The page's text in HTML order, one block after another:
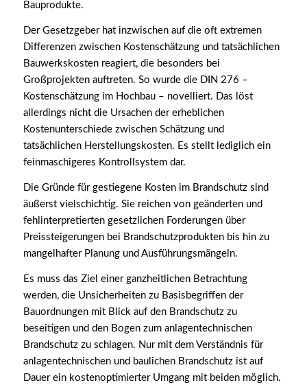
Bauprodukte.
Der Gesetzgeber hat inzwischen auf die oft extremen
Differenzen zwischen Kostenschätzung und tatsächlichen
Bauwerkskosten reagiert, die besonders bei
Großprojekten auftreten. So wurde die DIN 276 –
Kostenschätzung im Hochbau – novelliert. Das löst
allerdings nicht die Ursachen der erheblichen
Kostenunterschiede zwischen Schätzung und
tatsächlichen Herstellungskosten. Es stellt lediglich ein
feinmaschigeres Kontrollsystem dar.
Die Gründe für gestiegene Kosten im Brandschutz sind
äußerst vielschichtig. Sie reichen von geänderten und
fehlinterpretierten gesetzlichen Forderungen über
Preissteigerungen bei Brandschutzprodukten bis hin zu
mangelhafter Planung und Ausführungsmängeln.
Es muss das Ziel einer ganzheitlichen Betrachtung
werden, die Unsicherheiten zu Basisbegriffen der
Bauordnungen mit Blick auf den Brandschutz zu
beseitigen und den Bogen zum anlagentechnischen
Brandschutz zu schlagen. Nur mit dem Verständnis für
anlagentechnischen und baulichen Brandschutz ist auf
Dauer ein kostenoptimierter Umgang mit beiden möglich.